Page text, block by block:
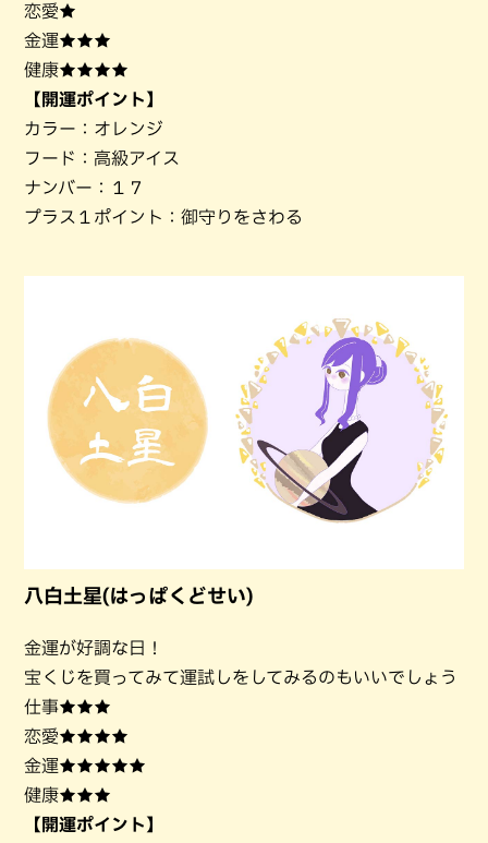
恋愛★
金運★★★
健康★★★★
【開運ポイント】
カラー：オレンジ
フード：高級アイス
ナンバー：１７
プラス１ポイント：御守りをさわる
八白土星(はっぱくどせい)
金運が好調な日！
宝くじを買ってみて運試しをしてみるのもいいでしょう
仕事★★★
恋愛★★★★
金運★★★★★
健康★★★
【開運ポイント】